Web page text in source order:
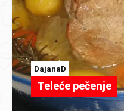
DajanaD
Teleće pečenje